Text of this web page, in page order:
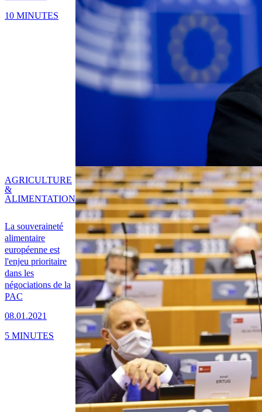
10 MINUTES
La souveraineté
alimentaire
européenne est
l'enjeu prioritaire
dans les
négociations de la
PAC
08.01.2021
AGRICULTURE
&
ALIMENTATION
5 MINUTES